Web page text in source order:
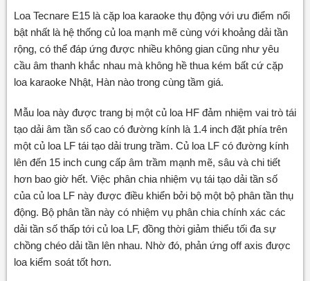
Loa Tecnare E15 là cặp loa karaoke thụ động với ưu điểm nổi
bật nhất là hệ thống củ loa mạnh mẽ cùng với khoảng dải tần
rộng, có thể đáp ứng được nhiều không gian cũng như yêu
cầu âm thanh khắc nhau mà không hề thua kém bất cứ cặp
loa karaoke Nhật, Hàn nào trong cùng tầm giá.
Mẫu loa này được trang bị một củ loa HF đảm nhiệm vai trò tái
tạo dải âm tần số cao có đường kính là 1.4 inch đặt phía trên
một củ loa LF tái tạo dải trung trầm. Củ loa LF có đường kính
lên đến 15 inch cung cấp âm trầm mạnh mẽ, sâu và chi tiết
hơn bao giờ hết. Việc phân chia nhiệm vụ tái tạo dải tần số
của củ loa LF này được điều khiển bởi bộ một bộ phân tần thụ
động. Bộ phân tần này có nhiệm vụ phân chia chính xác các
dải tần số thấp tới củ loa LF, đồng thời giảm thiểu tối đa sự
chồng chéo dải tần lên nhau. Nhờ đó, phản ứng off axis được
loa kiểm soát tốt hơn.